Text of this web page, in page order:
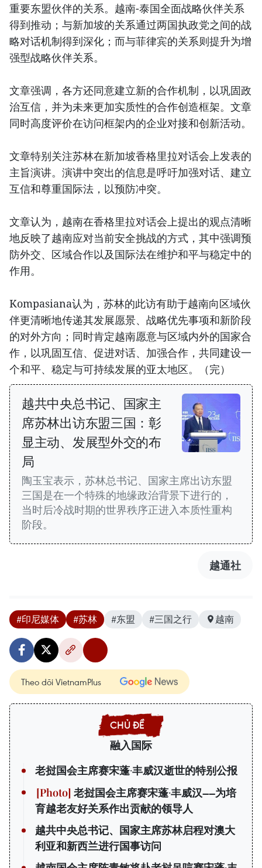
重要东盟伙伴的关系。越南-泰国全面战略伙伴关系
得到推动；与新加坡的关系通过两国执政党之间的战
略对话机制得到深化；而与菲律宾的关系则提升为增
强型战略伙伴关系。
文章强调，各方还同意建立新的合作机制，以巩固政
治互信，并为未来更加实质性的合作创造框架。文章
同时高度评价在访问框架内的企业对接和创新活动。
文章特别关注苏林在新加坡香格里拉对话会上发表的
主旨演讲。演讲中突出的信息是呼吁加强对话、建立
互信和尊重国际法，以预防冲突。
文章认为，越南在香格里拉对话会上提出的观点清晰
地反映了越南应对当前安全挑战的方式，其中强调预
防外交、区域合作以及国际法在维护和平与稳定中的
作用。
Kompasiana认为，苏林的此访有助于越南向区域伙
伴更清晰地传递其发展愿景、战略优先事项和新阶段
的对外方向；同时肯定越南愿意与区域内外的国家合
作，以巩固互信、促进对话、加强合作，共同建设一
个和平、稳定与可持续发展的亚太地区。（完）
越共中央总书记、国家主
席苏林出访东盟三国：彰
显主动、发展型外交的布
局
陶玉宝表示，苏林总书记、国家主席出访东盟
三国是在一个特殊的地缘政治背景下进行的，
当时后冷战时期的世界秩序正进入本质性重构
阶段。
越通社
#印尼媒体 #苏林 #东盟 #三国之行 越南
Theo dõi VietnamPlus
融入国际
老挝国会主席赛宋蓬·丰威汉逝世的特别公报
老挝国会主席赛宋蓬·丰威汉——为培
育越老友好关系作出贡献的领导人
越共中央总书记、国家主席苏林启程对澳大
利亚和新西兰进行国事访问